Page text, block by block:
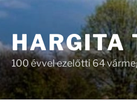
HARGITA
100 évvel ezelőtti 64